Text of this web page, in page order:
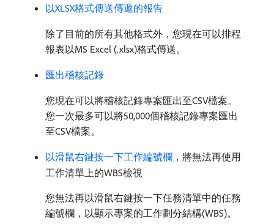
以XLSX格式傳送傳遞的報告
除了目前的所有其他格式外，您現在可以排程
報表以MS Excel (.xlsx)格式傳送。
匯出稽核記錄
您現在可以將稽核記錄專案匯出至CSV檔案。
您一次最多可以將50,000個稽核記錄專案匯出
至CSV檔案。
以滑鼠右鍵按一下工作編號欄 ，將無法再使用
工作清單上的WBS檢視
您無法再以滑鼠右鍵按一下任務清單中的任務
編號欄，以顯示專案的工作劃分結構(WBS)。